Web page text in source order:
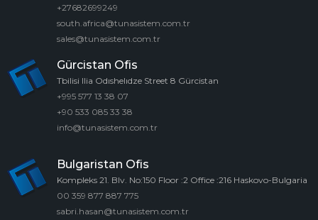
+27682699249
south.africa@tunasistem.com.tr
sales@tunasistem.com.tr
Gürcistan Ofis
Tbilisi Ilia Odıshelıdze Street 8 Gürcistan
+995 577 13 38 07
+90 533 085 33 38
info@tunasistem.com.tr
Bulgaristan Ofis
Kompleks 21. Blv. No:150 Floor :2 Office :216 Haskovo-Bulgaria
00 359 877 887 775
sabri.hasan@tunasistem.com.tr